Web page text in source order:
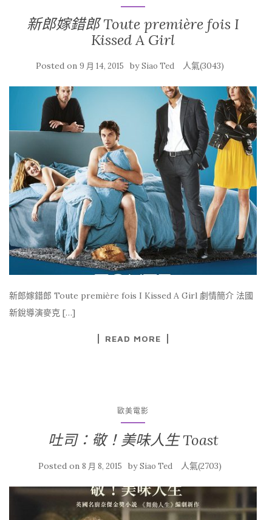
新郎嫁錯郎 Toute première fois I
Kissed A Girl
Posted on 9 月 14, 2015 bySiao Ted 人氣(3043)
新郎嫁錯郎 Toute première fois I Kissed A Girl 劇情簡介 法國
新銳導演麥克 […]
READ MORE
歐美電影
吐司：敬！美味人生 Toast
Posted on 8 月 8, 2015 bySiao Ted 人氣(2703)